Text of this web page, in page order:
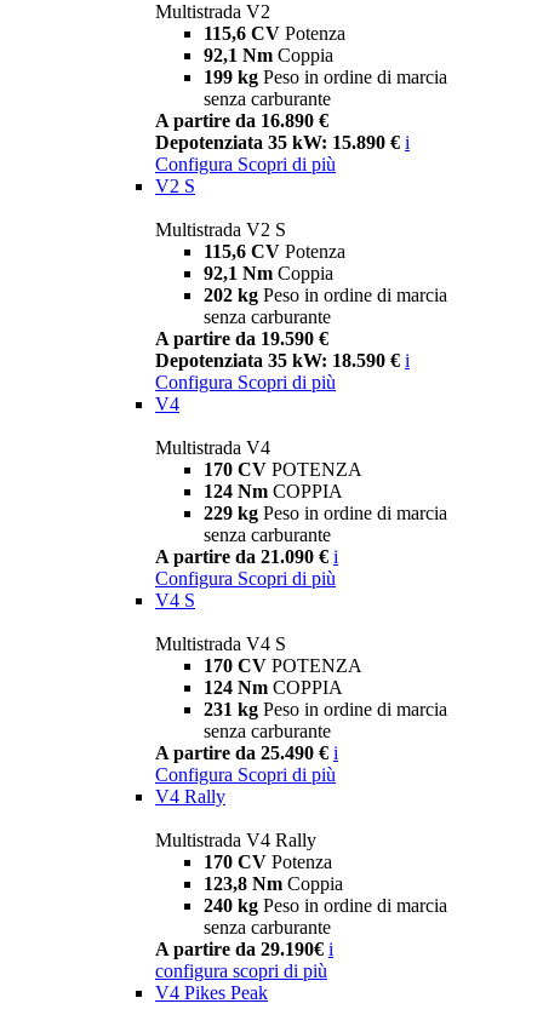
Multistrada V2
115,6 CV Potenza
92,1 Nm Coppia
199 kg Peso in ordine di marcia
senza carburante
A partire da 16.890 €
Depotenziata 35 kW: 15.890 € i
Configura Scopri di più
V2 S
Multistrada V2 S
115,6 CV Potenza
92,1 Nm Coppia
202 kg Peso in ordine di marcia
senza carburante
A partire da 19.590 €
Depotenziata 35 kW: 18.590 € i
Configura Scopri di più
V4
Multistrada V4
170 CV POTENZA
124 Nm COPPIA
229 kg Peso in ordine di marcia
senza carburante
A partire da 21.090 € i
Configura Scopri di più
V4 S
Multistrada V4 S
170 CV POTENZA
124 Nm COPPIA
231 kg Peso in ordine di marcia
senza carburante
A partire da 25.490 € i
Configura Scopri di più
V4 Rally
Multistrada V4 Rally
170 CV Potenza
123,8 Nm Coppia
240 kg Peso in ordine di marcia
senza carburante
A partire da 29.190€ i
configura scopri di più
V4 Pikes Peak